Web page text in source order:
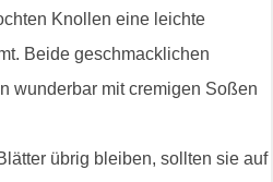
Knollen eine leichte
Beide geschmacklichen
wunderbar mit cremigen Soßen
übrig bleiben, sollten sie auf